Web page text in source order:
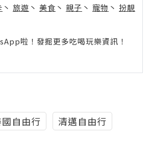
丶 旅遊 丶 美食 丶 親子 丶 寵物 丶 扮靚
啦！發掘更多吃喝玩樂資訊！
自由行 清邁自由行